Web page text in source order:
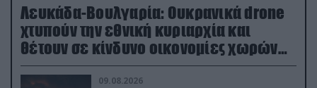
Λευκάδα-Βουλγαρία: Ουκρανικά drone
χτυπούν την εθνική κυριαρχία και
θέτουν σε κίνδυνο οικονομίες χωρών
του ΝΑΤΟ
09.08.2026